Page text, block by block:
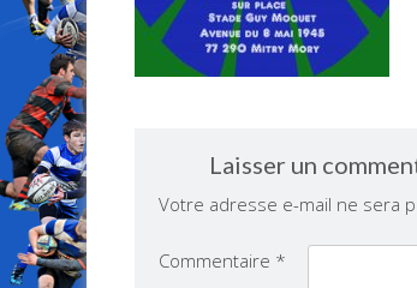
Laisser un
Votre adresse e-mail ne sera
Commentaire *